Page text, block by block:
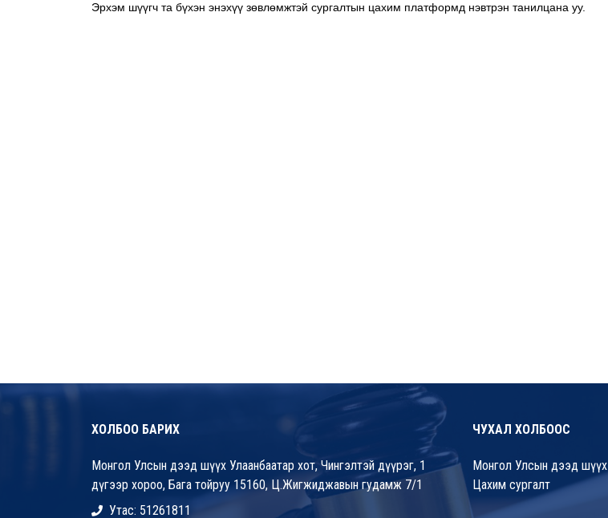
Эрхэм шүүгч та бүхэн энэхүү зөвлөмжтэй сургалтын цахим платформд нэвтрэн танилцана уу.
ХОЛБОО БАРИХ
Монгол Улсын дээд шүүх Улаанбаатар хот, Чингэлтэй дүүрэг, 1
дүгээр хороо, Бага тойруу 15160, Ц.Жигжиджавын гудамж 7/1
Утас: 51261811
ЧУХАЛ ХОЛБООС
Монгол Улсын дээд шүүх
Цахим сургалт